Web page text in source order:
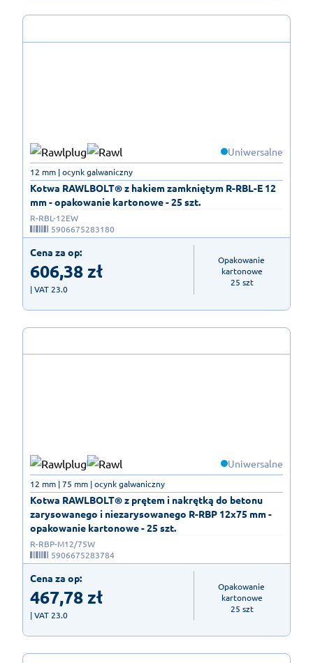
Uniwersalne
Kotwa RAWLBOLT® z hakiem zamkniętym R-RBL-E 12
mm - opakowanie kartonowe - 25 szt.
12 mm | ocynk galwaniczny
R-RBL-12EW
5906675283180
Cena za op:
606,38zł
| VAT 23.0
Opakowanie
kartonowe
25 szt
Uniwersalne
Kotwa RAWLBOLT® z prętem i nakrętką do betonu
zarysowanego i niezarysowanego R-RBP 12x75 mm -
opakowanie kartonowe - 25 szt.
12 mm | 75 mm | ocynk galwaniczny
R-RBP-M12/75W
5906675283784
Cena za op:
467,78zł
| VAT 23.0
Opakowanie
kartonowe
25 szt